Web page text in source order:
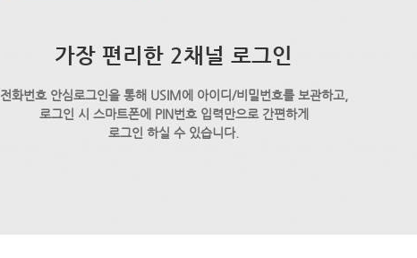
가장 편리한 2채널 로그인
전화번호 안심로그인을 통해 USIM에 아이디/비밀번호를 보관하고,
로그인 시 스마트폰에 PIN번호 입력만으로 간편하게
로그인 하실 수 있습니다.